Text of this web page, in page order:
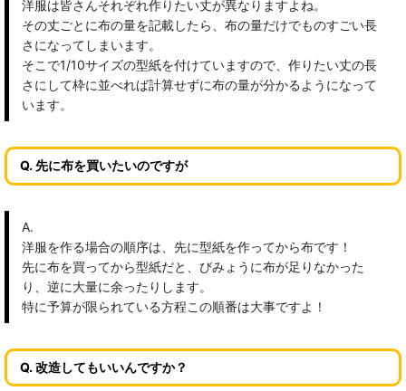
洋服は皆さんそれぞれ作りたい丈が異なりますよね。
その丈ごとに布の量を記載したら、布の量だけでものすごい長
さになってしまいます。
そこで1/10サイズの型紙を付けていますので、作りたい丈の長
さにして枠に並べれば計算せずに布の量が分かるようになって
います。
Q. 先に布を買いたいのですが
A.
洋服を作る場合の順序は、先に型紙を作ってから布です！
先に布を買ってから型紙だと、びみょうに布が足りなかった
り、逆に大量に余ったりします。
特に予算が限られている方程この順番は大事ですよ！
Q. 改造してもいいんですか？